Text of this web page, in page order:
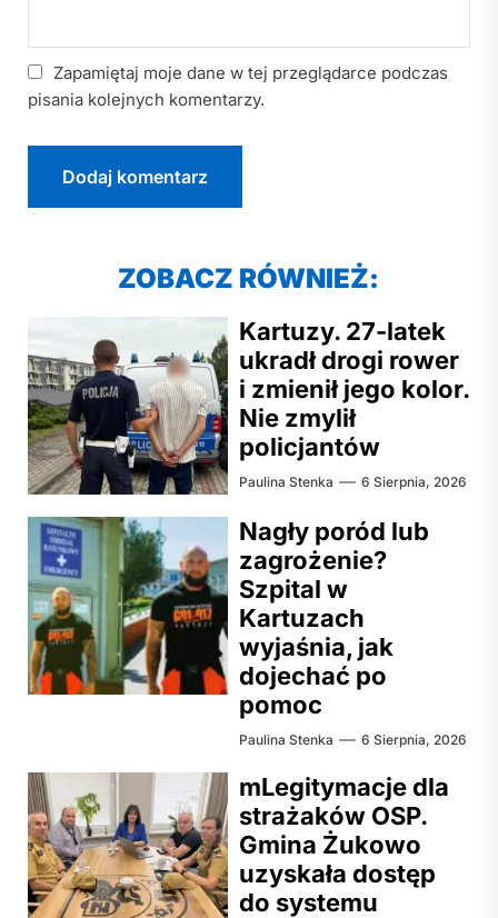
Zapamiętaj moje dane w tej przeglądarce podczas
pisania kolejnych komentarzy.
ZOBACZ RÓWNIEŻ:
Kartuzy. 27-latek
ukradł drogi rower
i zmienił jego kolor.
Nie zmylił
policjantów
Paulina Stenka 6 Sierpnia, 2026
Nagły poród lub
zagrożenie?
Szpital w
Kartuzach
wyjaśnia, jak
dojechać po
pomoc
Paulina Stenka 6 Sierpnia, 2026
mLegitymacje dla
strażaków OSP.
Gmina Żukowo
uzyskała dostęp
do systemu